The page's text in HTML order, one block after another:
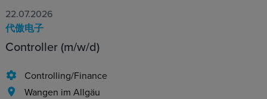
22.07.2026
代傲电子
Controller (m/w/d)
Controlling/Finance
Wangen im Allgäu